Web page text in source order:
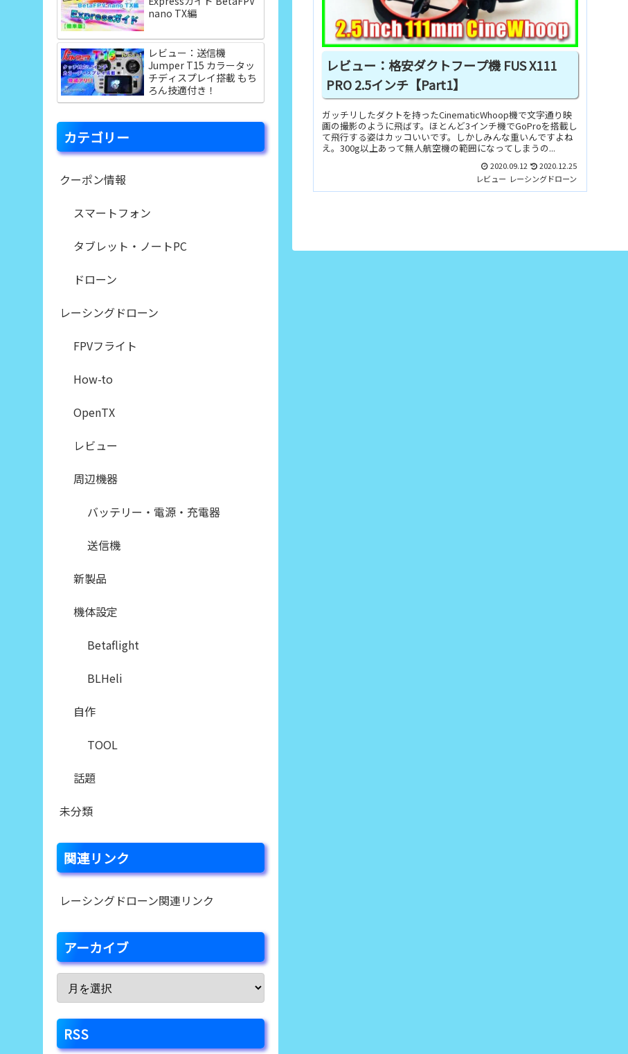
レビュー：格安ダクトフープ機 FUS X111
PRO 2.5インチ【Part1】
ガッチリしたダクトを持ったCinematicWhoop機で文字通り映
画の撮影のように飛ばす。ほとんど3インチ機でGoProを搭載し
て飛行する姿はカッコいいです。しかしみんな重いんですよね
え。300g以上あって無人航空機の範囲になってしまうの...
2020.09.12
2020.12.25
レビュー レーシングドローン
nano TX編
レビュー：送信機
Jumper T15 カラータッ
チディスプレイ搭載 もち
ろん技適付き！
カテゴリー
クーポン情報
スマートフォン
タブレット・ノートPC
ドローン
レーシングドローン
FPVフライト
How-to
OpenTX
レビュー
周辺機器
バッテリー・電源・充電器
送信機
新製品
機体設定
Betaflight
BLHeli
自作
TOOL
話題
未分類
関連リンク
レーシングドローン関連リンク
アーカイブ
RSS